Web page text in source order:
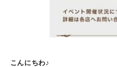
こんにちわ♪